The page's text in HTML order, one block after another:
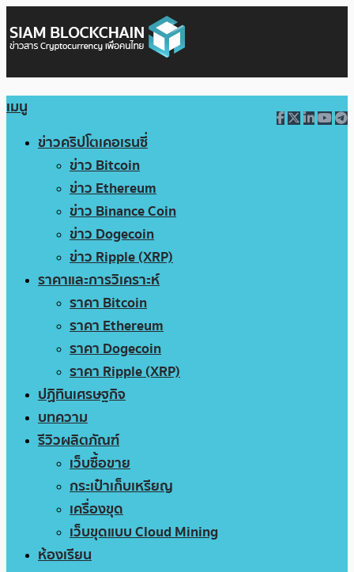
เมนู
ข่าวคริปโตเคอเรนซี่
ข่าว Bitcoin
ข่าว Ethereum
ข่าว Binance Coin
ข่าว Dogecoin
ข่าว Ripple (XRP)
ราคาและการวิเคราะห์
ราคา Bitcoin
ราคา Ethereum
ราคา Dogecoin
ราคา Ripple (XRP)
ปฏิทินเศรษฐกิจ
บทความ
รีวิวผลิตภัณฑ์
เว็บซื้อขาย
กระเป๋าเก็บเหรียญ
เครื่องขุด
เว็บขุดแบบ Cloud Mining
ห้องเรียน